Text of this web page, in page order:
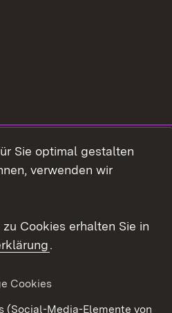
Benutzungshinweise
Sie optimal gestalten
verwenden wir
Cookies erhalten Sie in
.
Cookies
(Social-Media-Elemente von